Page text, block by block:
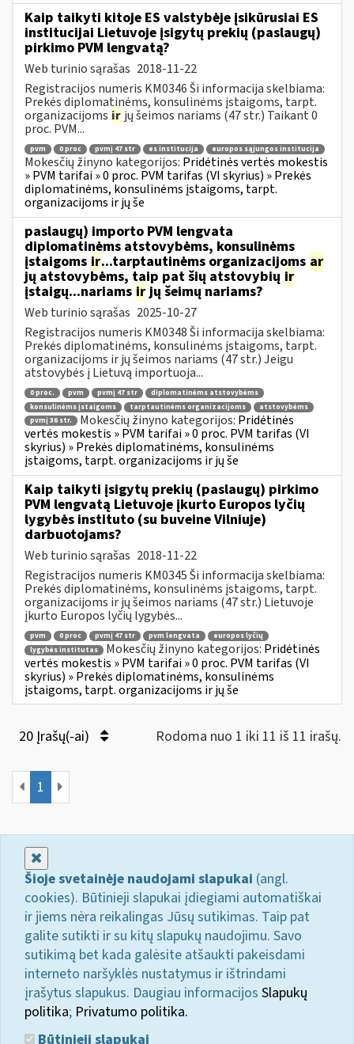
Kaip taikyti kitoje ES valstybėje įsikūrusiai ES
institucijai Lietuvoje įsigytų prekių (paslaugų)
pirkimo PVM lengvatą?
Web turinio sąrašas 2018-11-22
Registracijos numeris KM0346 Ši informacija skelbiama:
Prekės diplomatinėms, konsulinėms įstaigoms, tarpt.
organizacijoms ir jų šeimos nariams (47 str.) Taikant 0
proc. PVM...
pvm 0 proc pvmį 47 str es institucija europos sąjungos institucija
Mokesčių žinyno kategorijos: Pridėtinės vertės mokestis
» PVM tarifai » 0 proc. PVM tarifas (VI skyrius) » Prekės
diplomatinėms, konsulinėms įstaigoms, tarpt.
organizacijoms ir jų še
paslaugų) importo PVM lengvata
diplomatinėms atstovybėms, konsulinėms
įstaigoms ir...tarptautinėms organizacijoms ar
jų atstovybėms, taip pat šių atstovybių ir
įstaigų...nariams irjų šeimų nariams?
Web turinio sąrašas 2025-10-27
Registracijos numeris KM0348 Ši informacija skelbiama:
Prekės diplomatinėms, konsulinėms įstaigoms, tarpt.
organizacijoms ir jų šeimos nariams (47 str.) Jeigu
atstovybės į Lietuvą importuoja...
0 proc. pvm pvmį 47 str
diplomatinėms atstovybėms
konsulinėms įstaigoms
tarptautinėms organizacijoms
atstovybėms
pvmį 36 str.
Mokesčių žinyno kategorijos: Pridėtinės
vertės mokestis » PVM tarifai » 0 proc. PVM tarifas (VI
skyrius) » Prekės diplomatinėms, konsulinėms
įstaigoms, tarpt. organizacijoms ir jų še
Kaip taikyti įsigytų prekių (paslaugų) pirkimo
PVM lengvatą Lietuvoje įkurto Europos lyčių
lygybės instituto (su buveine Vilniuje)
darbuotojams?
Web turinio sąrašas 2018-11-22
Registracijos numeris KM0345 Ši informacija skelbiama:
Prekės diplomatinėms, konsulinėms įstaigoms, tarpt.
organizacijoms ir jų šeimos nariams (47 str.) Lietuvoje
įkurto Europos lyčių lygybės...
pvm 0 proc pvmį 47 str pvm lengvata
europos lyčių
lygybės institutas
Mokesčių žinyno kategorijos: Pridėtinės
vertės mokestis » PVM tarifai » 0 proc. PVM tarifas (VI
skyrius) » Prekės diplomatinėms, konsulinėms
įstaigoms, tarpt. organizacijoms ir jų še
20 Įrašų(-ai) Rodoma nuo 1 iki 11 iš 11 irašų.
1
Šioje svetainėje naudojami slapukai (angl.
cookies). Būtinieji slapukai įdiegiami automatiškai
ir jiems nėra reikalingas Jūsų sutikimas. Taip pat
galite sutikti ir su kitų slapukų naudojimu. Savo
sutikimą bet kada galėsite atšaukti pakeisdami
interneto naršyklės nustatymus ir ištrindami
įrašytus slapukus. Daugiau informacijos Slapukų
politika; Privatumo politika.
Būtinieji slapukai